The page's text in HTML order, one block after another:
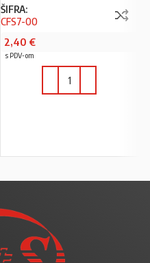
ŠIFRA:
CFS7-00
2,40 €
s PDV-om